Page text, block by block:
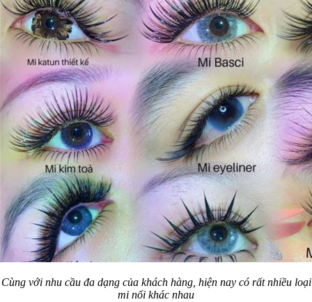
Cùng với nhu cầu đa dạng của khách hàng, hiện nay có rất nhiều loại
mi nối khác nhau